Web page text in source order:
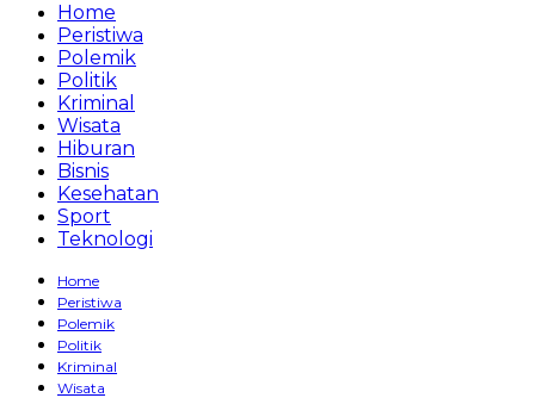
Home
Peristiwa
Polemik
Politik
Kriminal
Wisata
Hiburan
Bisnis
Kesehatan
Sport
Teknologi
Home
Peristiwa
Polemik
Politik
Kriminal
Wisata